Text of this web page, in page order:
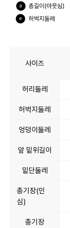
사이즈
허리둘레
허벅지둘레
엉덩이둘레
앞 밑위길이
밑단둘레
총기장(인
심)
총기장